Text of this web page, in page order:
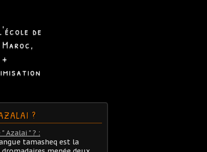
de
?
Azalai " ? :
tamasheq est la